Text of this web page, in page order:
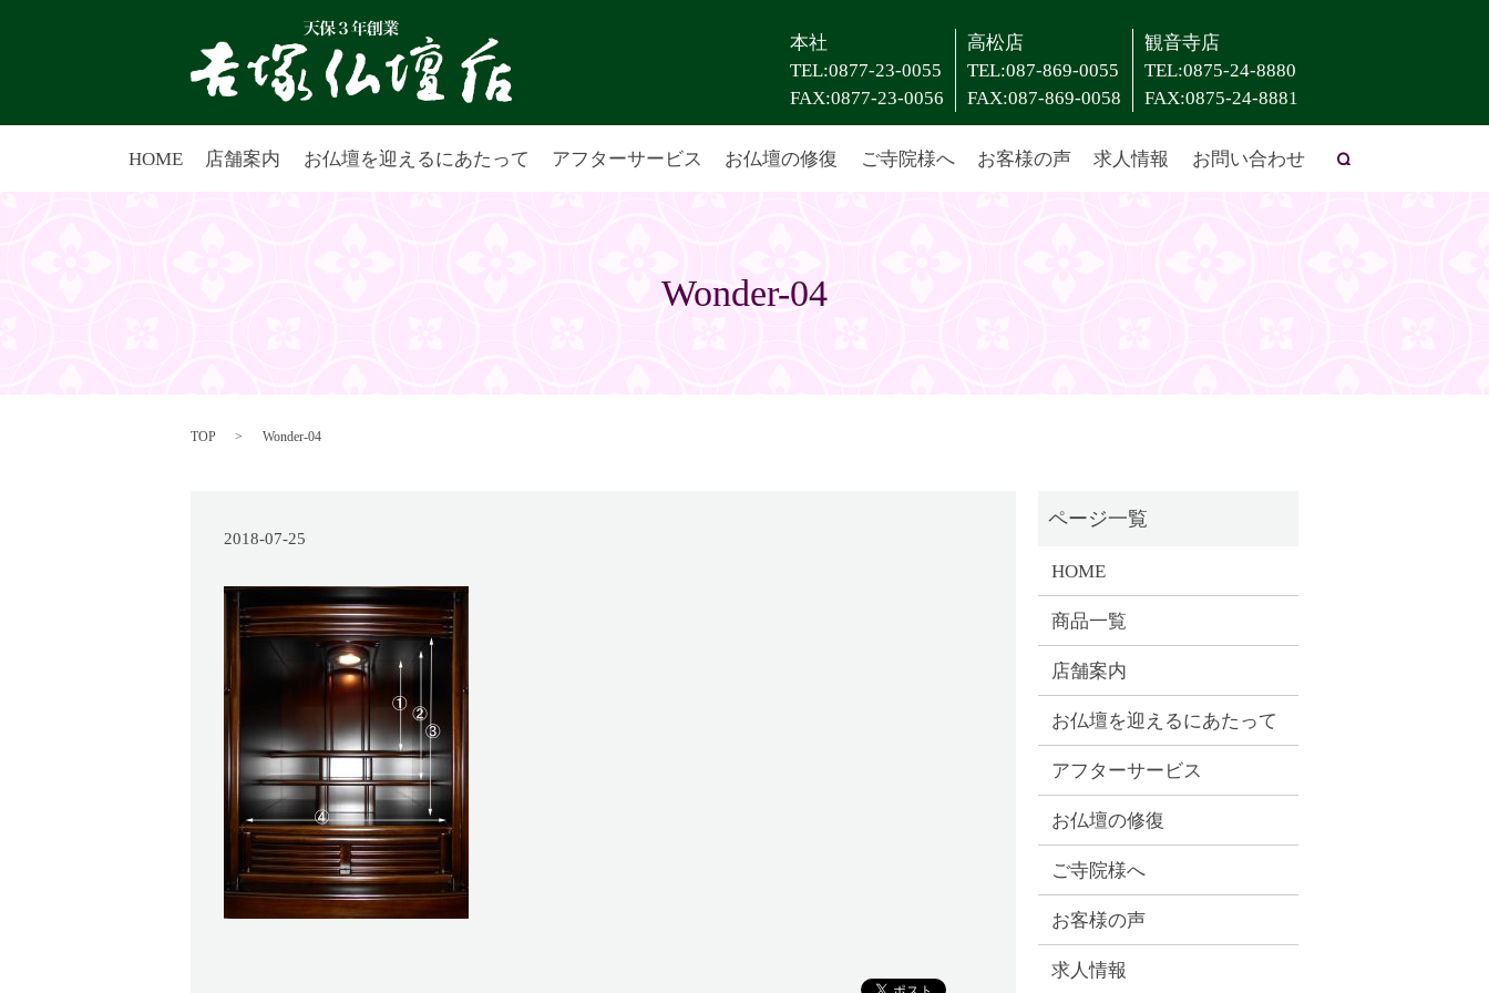
本社
TEL:0877-23-0055
FAX:0877-23-0056
高松店
TEL:087-869-0055
FAX:087-869-0058
観音寺店
TEL:0875-24-8880
FAX:0875-24-8881
HOME 店舗案内 お仏壇を迎えるにあたって アフターサービス お仏壇の修復 ご寺院様へ お客様の声 求人情報 お問い合わせ
Wonder-04
TOP Wonder-04
2018-07-25
HOME
商品一覧
店舗案内
お仏壇を迎えるにあたって
アフターサービス
お仏壇の修復
ご寺院様へ
お客様の声
求人情報